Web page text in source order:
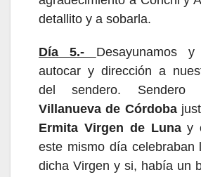
detallito y a sobarla.
Día5.- Desayunamos y
autocar y dirección a
del sendero. Sendero
Villanueva de Córdoba
Ermita Virgen de Lunay
este mismo día celebraban
dicha Virgen y si, había un